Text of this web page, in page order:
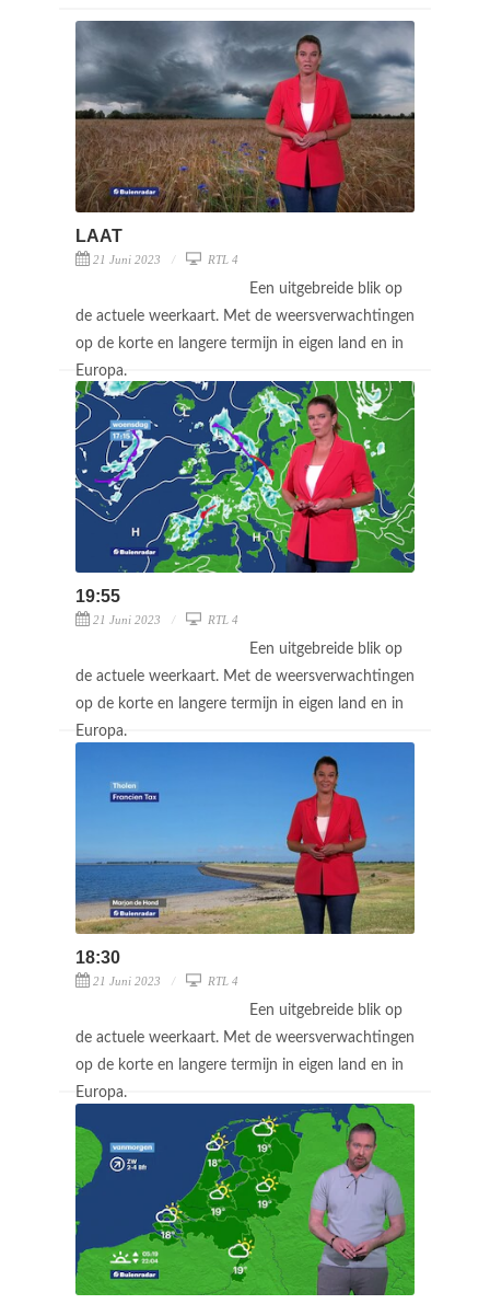
LAAT
21 Juni 2023 RTL 4
Een uitgebreide blik op
de actuele weerkaart. Met de weersverwachtingen
op de korte en langere termijn in eigen land en in
Europa.
19:55
21 Juni 2023 RTL 4
Een uitgebreide blik op
de actuele weerkaart. Met de weersverwachtingen
op de korte en langere termijn in eigen land en in
Europa.
18:30
21 Juni 2023 RTL 4
Een uitgebreide blik op
de actuele weerkaart. Met de weersverwachtingen
op de korte en langere termijn in eigen land en in
Europa.